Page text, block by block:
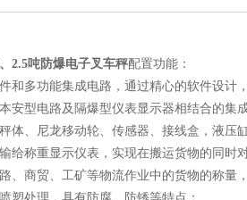
2.5吨防爆电子叉车秤配置功能：
和多功能集成电路，通过精心的软件设计
安型电路及隔爆型仪表显示器相结合的集
体、尼龙移动轮、传感器、接线盒，液
给称重显示仪表，实现在搬运货物的同时
、商贸、工矿等物流作业中的货物的称